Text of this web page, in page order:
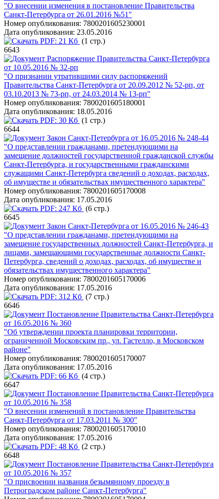
"О внесении изменения в постановление Правительства
Санкт-Петербурга от 26.01.2016 №51"
Номер опубликования: 7800201605230001
Дата опубликования: 23.05.2016
PDF: 21 Кб (1 стр.)
6643
Распоряжение Правительства Санкт-Петербурга
от 10.05.2016 № 32-рп
"О признании утратившими силу распоряжений
Правительства Санкт-Петербурга от 20.09.2012 № 52-рп, от
03.10.2013 № 73-рп, от 24.03.2014 № 13-рп"
Номер опубликования: 7800201605180001
Дата опубликования: 18.05.2016
PDF: 30 Кб (1 стр.)
6644
Закон Санкт-Петербурга от 16.05.2016 № 248-44
"О представлении гражданами, претендующими на
замещение должностей государственной гражданской службы
Санкт-Петербурга, и государственными гражданскими
служащими Санкт-Петербурга сведений о доходах, расходах,
об имуществе и обязательствах имущественного характера"
Номер опубликования: 7800201605170008
Дата опубликования: 17.05.2016
PDF: 247 Кб (6 стр.)
6645
Закон Санкт-Петербурга от 16.05.2016 № 246-43
"О представлении гражданами, претендующими на
замещение государственных должностей Санкт-Петербурга, и
лицами, замещающими государственные должности Санкт-
Петербурга, сведений о доходах, расходах, об имуществе и
обязательствах имущественного характера"
Номер опубликования: 7800201605170006
Дата опубликования: 17.05.2016
PDF: 312 Кб (7 стр.)
6646
Постановление Правительства Санкт-Петербурга
от 16.05.2016 № 360
"Об утверждении проекта планировки территории,
ограниченной Московским пр., ул. Гастелло, в Московском
районе"
Номер опубликования: 7800201605170007
Дата опубликования: 17.05.2016
PDF: 66 Кб (4 стр.)
6647
Постановление Правительства Санкт-Петербурга
от 10.05.2016 № 358
"О внесении изменений в постановление Правительства
Санкт-Петербурга от 17.03.2011 № 300"
Номер опубликования: 7800201605170010
Дата опубликования: 17.05.2016
PDF: 48 Кб (2 стр.)
6648
Постановление Правительства Санкт-Петербурга
от 10.05.2016 № 357
"О присвоении названия безымянному проезду в
Петроградском районе Санкт-Петербурга"